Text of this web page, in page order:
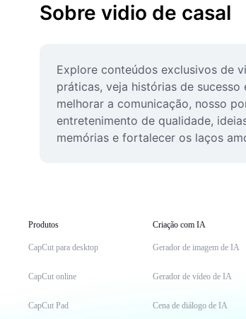
Sobre vidio de casal
Explore conteúdos exclusivos de
práticas, veja histórias de
melhorar a comunicação, nosso
entretenimento de qualidade,
memórias e fortalecer os laços
Produtos
CapCut para desktop
CapCut online
CapCut Pad
Criação com IA
Gerador de imagem de IA
Gerador de vídeo de IA
Cena de diálogo de IA